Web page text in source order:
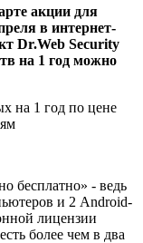
акции для
в интернет-
Dr.Web Security
на 1 год можно
на 1 год по цене
бесплатно» - ведь
и 2 Android-
лицензии
более чем в два